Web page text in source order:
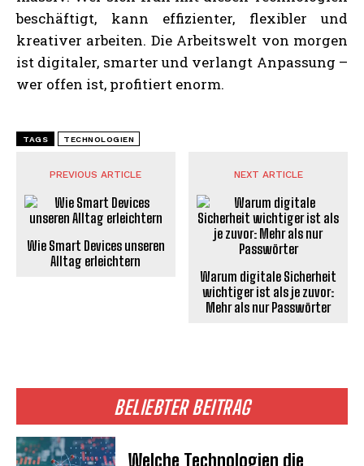
BELIEBTER BEITRAG
Welche Technologien die
beschäftigt, kann effizienter, flexibler und
kreativer arbeiten. Die Arbeitswelt von morgen
ist digitaler, smarter und verlangt Anpassung –
wer offen ist, profitiert enorm.
TAGS TECHNOLOGIEN
PREVIOUS ARTICLE
Wie Smart Devices unseren
Alltag erleichtern
NEXT ARTICLE
Warum digitale Sicherheit
wichtiger ist als je zuvor:
Mehr als nur Passwörter